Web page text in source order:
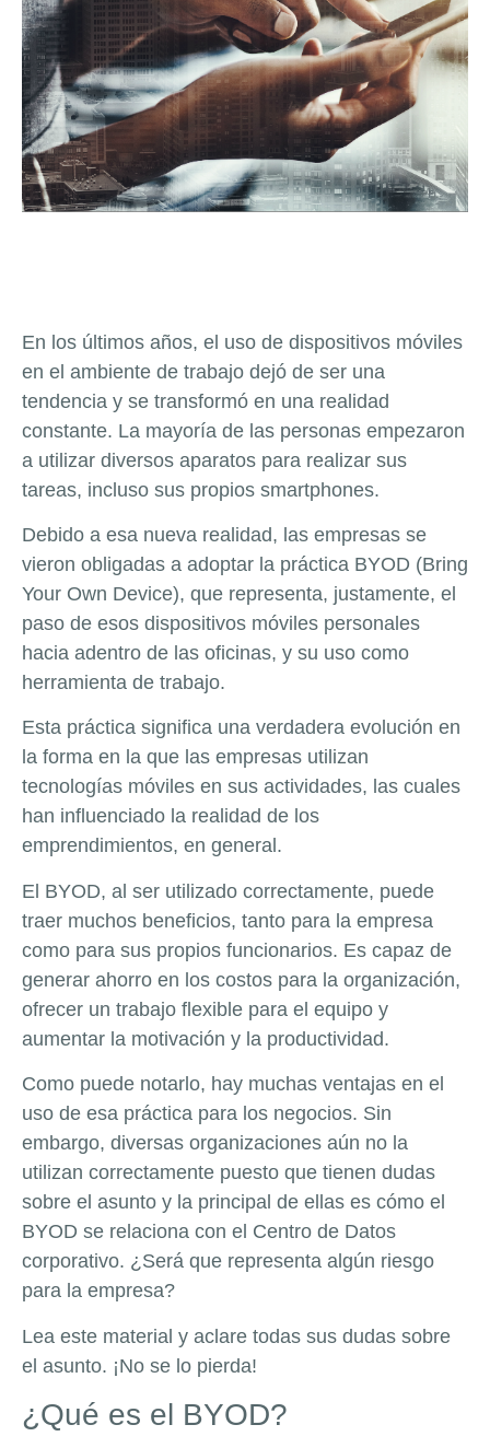
En los últimos años, el uso de dispositivos móviles
en el ambiente de trabajo dejó de ser una
tendencia y se transformó en una realidad
constante. La mayoría de las personas empezaron
a utilizar diversos aparatos para realizar sus
tareas, incluso sus propios smartphones.
Debido a esa nueva realidad, las empresas se
vieron obligadas a adoptar la práctica BYOD (Bring
Your Own Device), que representa, justamente, el
paso de esos dispositivos móviles personales
hacia adentro de las oficinas, y su uso como
herramienta de trabajo.
Esta práctica significa una verdadera evolución en
la forma en la que las empresas utilizan
tecnologías móviles en sus actividades, las cuales
han influenciado la realidad de los
emprendimientos, en general.
El BYOD, al ser utilizado correctamente, puede
traer muchos beneficios, tanto para la empresa
como para sus propios funcionarios. Es capaz de
generar ahorro en los costos para la organización,
ofrecer un trabajo flexible para el equipo y
aumentar la motivación y la productividad.
Como puede notarlo, hay muchas ventajas en el
uso de esa práctica para los negocios. Sin
embargo, diversas organizaciones aún no la
utilizan correctamente puesto que tienen dudas
sobre el asunto y la principal de ellas es cómo el
BYOD se relaciona con el Centro de Datos
corporativo. ¿Será que representa algún riesgo
para la empresa?
Lea este material y aclare todas sus dudas sobre
el asunto. ¡No se lo pierda!
¿Qué es el BYOD?